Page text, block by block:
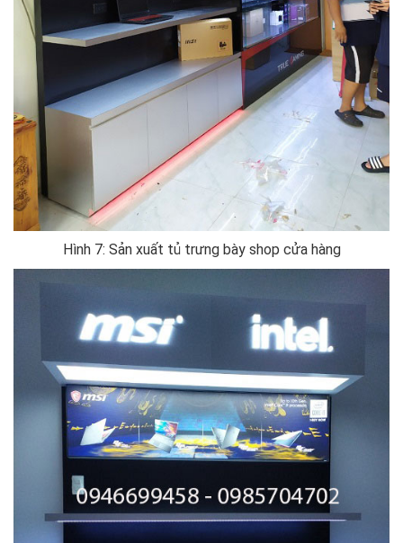
Hình 7: Sản xuất tủ trưng bày shop cửa hàng